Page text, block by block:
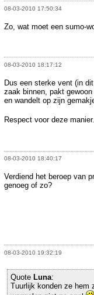
08-03-2010 17:50:34
Zo, wat moet een sumo-
08-03-2010 18:17:12
Dus een sterke vent (in
zaak binnen, pakt
en wandelt op zijn
Respect voor deze
08-03-2010 18:40:17
Verdiend het beroep van
genoeg of zo?
08-03-2010 19:32:19
Quote Luna:
Tuurlijk konden ze hem